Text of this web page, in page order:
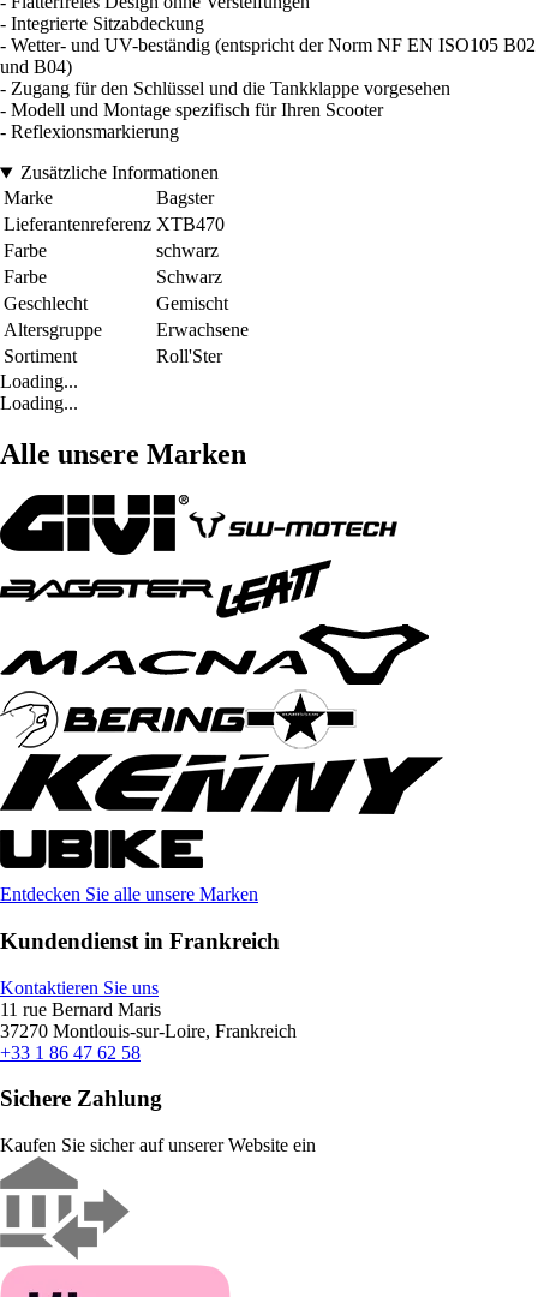
- Integrierte Sitzabdeckung
- Wetter- und UV-beständig (entspricht der Norm NF EN ISO105 B02
und B04)
- Zugang für den Schlüssel und die Tankklappe vorgesehen
- Modell und Montage spezifisch für Ihren Scooter
- Reflexionsmarkierung
Zusätzliche Informationen
Marke
Bagster
Lieferantenreferenz XTB470
Farbe
schwarz
Farbe
Schwarz
Geschlecht
Gemischt
Altersgruppe
Erwachsene
Sortiment
Roll'Ster
Loading...
Loading...
Alle unsere Marken
Entdecken Sie alle unsere Marken
Kundendienst in Frankreich
Kontaktieren Sie uns
11 rue Bernard Maris
37270 Montlouis-sur-Loire, Frankreich
+33 1 86 47 62 58
Sichere Zahlung
Kaufen Sie sicher auf unserer Website ein